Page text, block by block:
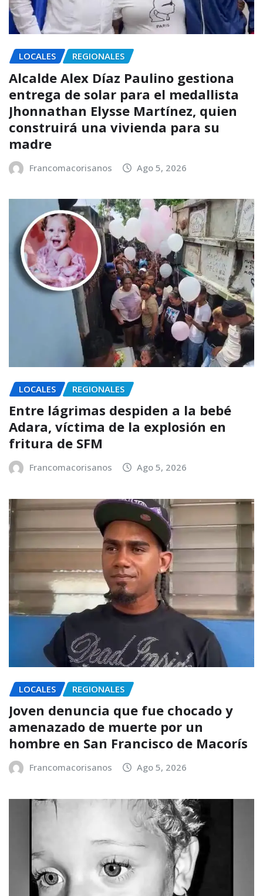
LOCALES REGIONALES
Alcalde Alex Díaz Paulino gestiona
entrega de solar para el medallista
Jhonnathan Elysse Martínez, quien
construirá una vivienda para su
madre
Francomacorisanos Ago 5, 2026
LOCALES REGIONALES
Entre lágrimas despiden a la bebé
Adara, víctima de la explosión en
fritura de SFM
Francomacorisanos Ago 5, 2026
LOCALES REGIONALES
Joven denuncia que fue chocado y
amenazado de muerte por un
hombre en San Francisco de Macorís
Francomacorisanos Ago 5, 2026